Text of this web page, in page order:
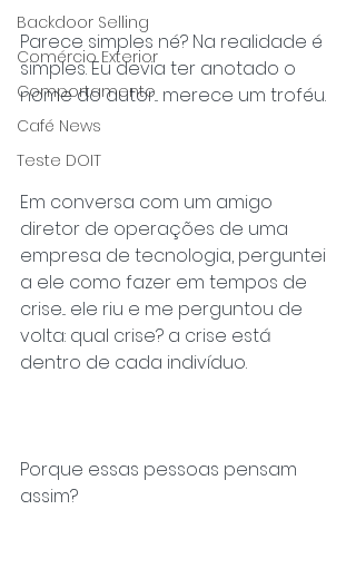
Backdoor Selling
Comércio Exterior
Comportamento
Café News
Teste DOIT
Parece simples né? Na realidade é
simples. Eu devia ter anotado o
nome do autor... merece um troféu.
Em conversa com um amigo
diretor de operações de uma
empresa de tecnologia, perguntei
a ele como fazer em tempos de
crise... ele riu e me perguntou de
volta: qual crise? a crise está
dentro de cada indivíduo.
Porque essas pessoas pensam
assim?